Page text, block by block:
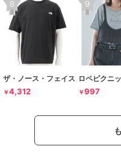
ザ・ノース・フェイス
￥4,312
ロペピクニ
￥997